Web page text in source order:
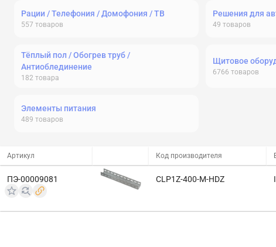
Рации / Телефония / Домофония / ТВ
557 товаров
Решения для
49 товаров
Тёплый пол / Обогрев труб /
Антиоблединение
182 товара
Щитовое
6766 товаров
Элементы питания
489 товаров
Артикул Код производителя
ПЭ-00009081 CLP1Z-400-M-HDZ